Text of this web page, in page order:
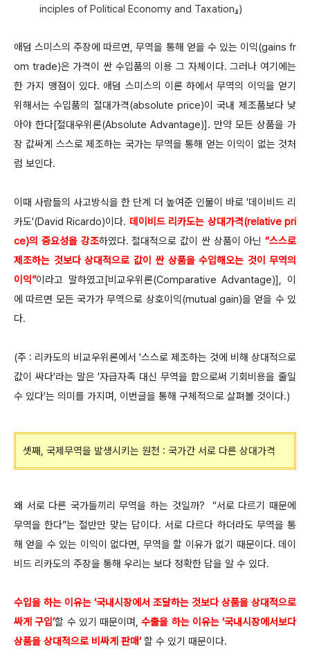
inciples of Political Economy and Taxation』)
애덤 스미스의 주장에 따르면, 무역을 통해 얻을 수 있는 이익(gains fr
om trade)은 가격이 싼 수입품의 이용 그 자체이다. 그러나 여기에는
한 가지 맹점이 있다. 애덤 스미스의 이론 하에서 무역의 이익을 얻기
위해서는 수입품의 절대가격(absolute price)이 국내 제조품보다 낮
아야 한다[절대우위론(Absolute Advantage)]. 만약 모든 상품을 가
장 값싸게 스스로 제조하는 국가는 무역을 통해 얻는 이익이 없는 것처
럼 보인다.
이때 사람들의 사고방식을 한 단계 더 높여준 인물이 바로 '데이비드 리
카도'(David Ricardo)이다. 데이비드 리카도는 상대가격(relative pri
ce)의 중요성을 강조하였다. 절대적으로 값이 싼 상품이 아닌 “스스로
제조하는 것보다 상대적으로 값이 싼 상품을 수입해오는 것이 무역의
이익”이라고 말하였고[비교우위론(Comparative Advantage)], 이
에 따르면 모든 국가가 무역으로 상호이익(mutual gain)을 얻을 수 있
다.
(주 : 리카도의 비교우위론에서 '스스로 제조하는 것에 비해 상대적으로
값이 싸다'라는 말은 '자급자족 대신 무역을 함으로써 기회비용을 줄일
수 있다'는 의미를 가지며, 이번글을 통해 구체적으로 살펴볼 것이다.)
셋째, 국제무역을 발생시키는 원천 : 국가간 서로 다른 상대가격
왜 서로 다른 국가들끼리 무역을 하는 것일까? “서로 다르기 때문에
무역을 한다”는 절반만 맞는 답이다. 서로 다르다 하더라도 무역을 통
해 얻을 수 있는 이익이 없다면, 무역을 할 이유가 없기 때문이다. 데이
비드 리카도의 주장을 통해 우리는 보다 정확한 답을 알 수 있다.
수입을 하는 이유는 ‘국내시장에서 조달하는 것보다 상품을 상대적으로
싸게 구입’할 수 있기 때문이며,수출을 하는 이유는 ‘국내시장에서보다
상품을 상대적으로 비싸게 판매’할 수 있기 때문이다.